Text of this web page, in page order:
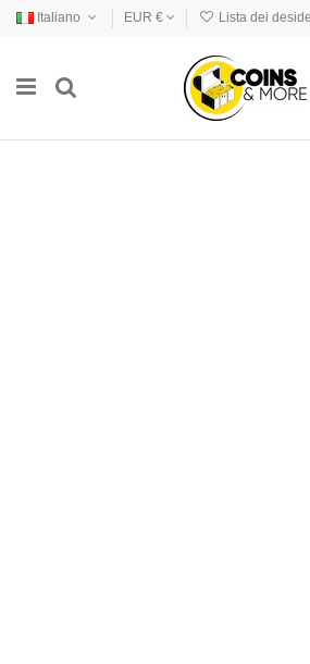
Italiano EUR € Lista dei